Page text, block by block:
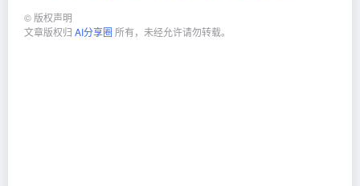
© 版权声明
文章版权归 AI分享圈 所有，未经允许请勿转载。